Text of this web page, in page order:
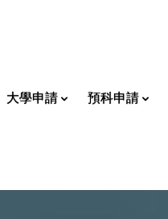
大學申請 預科申請